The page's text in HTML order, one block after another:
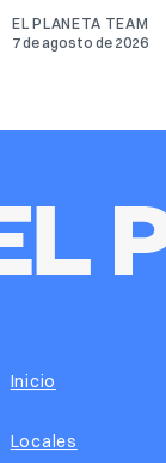
EL PLANETA TEAM
7 de agosto de 2026
Inicio
Locales